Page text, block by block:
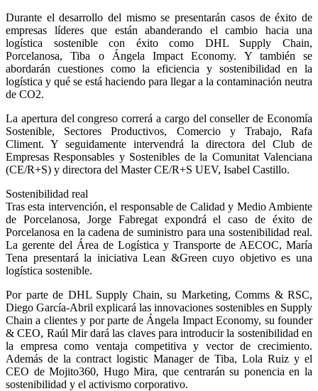
Durante el desarrollo del mismo se presentarán casos de éxito de
empresas líderes que están abanderando el cambio hacia una
logística sostenible con éxito como DHL Supply Chain,
Porcelanosa, Tiba o Ángela Impact Economy. Y también se
abordarán cuestiones como la eficiencia y sostenibilidad en la
logística y qué se está haciendo para llegar a la contaminación neutra
de CO2.
La apertura del congreso correrá a cargo del conseller de Economía
Sostenible, Sectores Productivos, Comercio y Trabajo, Rafa
Climent. Y seguidamente intervendrá la directora del Club de
Empresas Responsables y Sostenibles de la Comunitat Valenciana
(CE/R+S) y directora del Master CE/R+S UEV, Isabel Castillo.
Sostenibilidad real
Tras esta intervención, el responsable de Calidad y Medio Ambiente
de Porcelanosa, Jorge Fabregat expondrá el caso de éxito de
Porcelanosa en la cadena de suministro para una sostenibilidad real.
La gerente del Área de Logística y Transporte de AECOC, María
Tena presentará la iniciativa Lean &Green cuyo objetivo es una
logística sostenible.
Por parte de DHL Supply Chain, su Marketing, Comms & RSC,
Diego García-Abril explicará las innovaciones sostenibles en Supply
Chain a clientes y por parte de Ángela Impact Economy, su founder
& CEO, Raúl Mir dará las claves para introducir la sostenibilidad en
la empresa como ventaja competitiva y vector de crecimiento.
Además de la contract logistic Manager de Tiba, Lola Ruiz y el
CEO de Mojito360, Hugo Mira, que centrarán su ponencia en la
sostenibilidad y el activismo corporativo.